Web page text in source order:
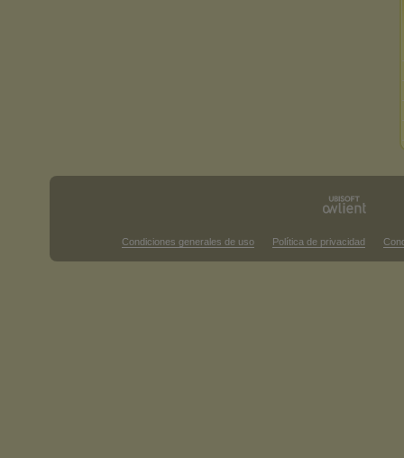
Condiciones generales de uso Política de privacidad